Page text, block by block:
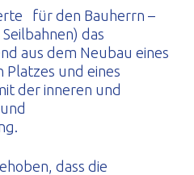
für den Bauherrn –
das
aus dem Neubau eines
Platzes und eines
der inneren und
dass die